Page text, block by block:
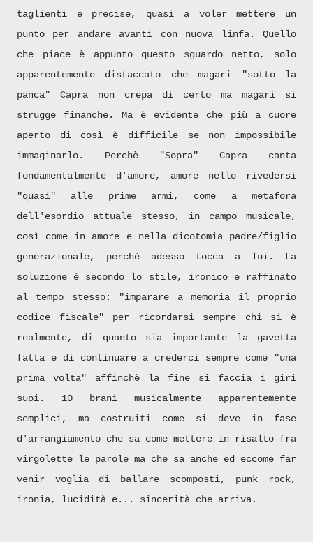
taglienti e precise, quasi a voler mettere un
punto per andare avanti con nuova linfa. Quello
che piace è appunto questo sguardo netto, solo
apparentemente distaccato che magari "sotto la
panca" Capra non crepa di certo ma magari si
strugge finanche. Ma è evidente che più a cuore
aperto di così è difficile se non impossibile
immaginarlo. Perchè "Sopra" Capra canta
fondamentalmente d'amore, amore nello rivedersi
"quasi" alle prime armi, come a metafora
dell'esordio attuale stesso, in campo musicale,
così come in amore e nella dicotomia padre/figlio
generazionale, perchè adesso tocca a lui. La
soluzione è secondo lo stile, ironico e raffinato
al tempo stesso: "imparare a memoria il proprio
codice fiscale" per ricordarsi sempre chi si è
realmente, di quanto sia importante la gavetta
fatta e di continuare a crederci sempre come "una
prima volta" affinchè la fine si faccia i giri
suoi. 10 brani musicalmente apparentemente
semplici, ma costruiti come si deve in fase
d'arrangiamento che sa come mettere in risalto fra
virgolette le parole ma che sa anche ed eccome far
venir voglia di ballare scomposti, punk rock,
ironia, lucidità e... sincerità che arriva.